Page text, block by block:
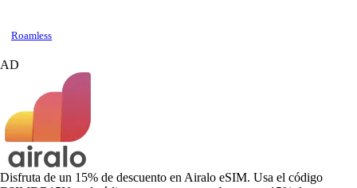
Roamless
AD
Disfruta de un 15% de descuento en Airalo eSIM. Usa el código